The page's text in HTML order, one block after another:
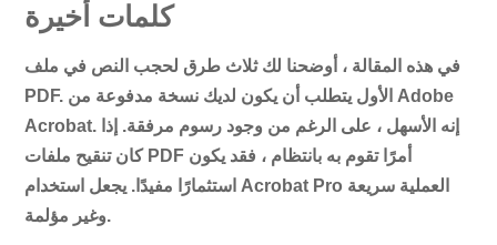
كلمات أخيرة
في هذه المقالة ، أوضحنا لك ثلاث طرق لحجب النص في ملف
PDF. الأول يتطلب أن يكون لديك نسخة مدفوعة من Adobe
Acrobat. إنه الأسهل ، على الرغم من وجود رسوم مرفقة. إذا
كان تنقيح ملفات PDF أمرًا تقوم به بانتظام ، فقد يكون
استثمارًا مفيدًا. يجعل استخدام Acrobat Pro العملية سريعة
وغير مؤلمة.